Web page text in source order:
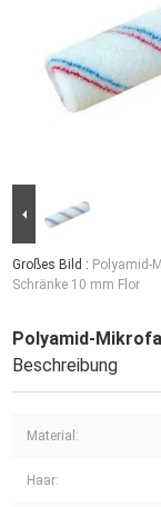
Großes Bild : Polyamid-
Schränke 10 mm Flor
Polyamid-
Beschreibung
Material:
Haar: